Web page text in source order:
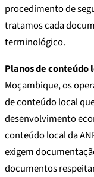
procedimento de
tratamos cada
terminológico.
Planos de conteúdo
Moçambique, os
de conteúdo local
desenvolvimento
conteúdo local da
exigem
documentos